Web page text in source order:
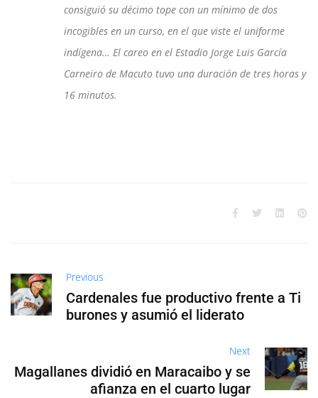
consiguió su décimo tope con un mínimo de dos
incogibles en un curso, en el que viste el uniforme
indígena… El careo en el Estadio Jorge Luis García
Carneiro de Macuto tuvo una duración de tres horas y
16 minutos.
Previous
Cardenales fue productivo frente a Ti
burones y asumió el liderato
Next
Magallanes dividió en Maracaibo y se
afianza en el cuarto lugar